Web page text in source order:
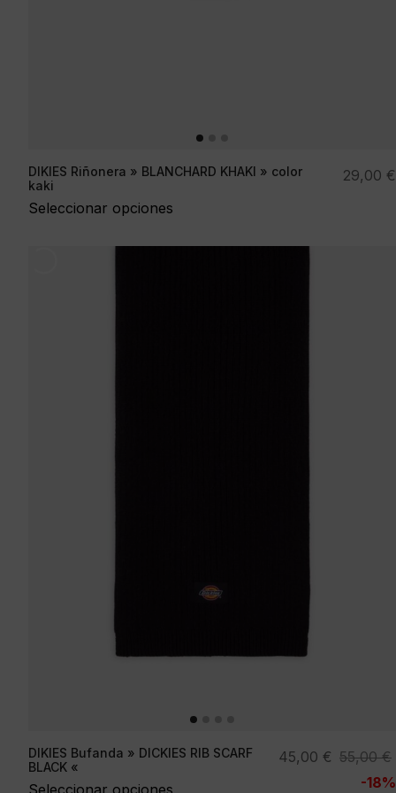
DIKIES Riñonera » BLANCHARD KHAKI » color
kaki
Seleccionar opciones
29,00 €
DIKIES Bufanda » DICKIES RIB SCARF
BLACK «
Seleccionar opciones
55,00€
El
45,00 €
El
-18%